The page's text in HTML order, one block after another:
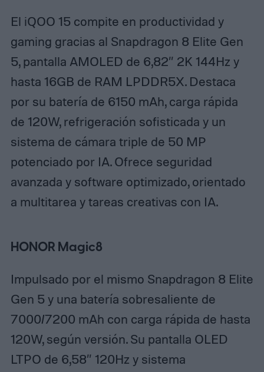
El iQOO 15 compite en productividad y
gaming gracias al Snapdragon 8 Elite Gen
5, pantalla AMOLED de 6,82″ 2K 144Hz y
hasta 16GB de RAM LPDDR5X.​ Destaca
por su batería de 6150 mAh, carga rápida
de 120W, refrigeración sofisticada y un
sistema de cámara triple de 50 MP
potenciado por IA.​Ofrece seguridad
avanzada y software optimizado, orientado
a multitarea y tareas creativas con IA.​
HONOR Magic8
Impulsado por el mismo Snapdragon 8 Elite
Gen 5 y una batería sobresaliente de
7000/7200 mAh con carga rápida de hasta
120W, según versión.​Su pantalla OLED
LTPO de 6,58″ 120Hz y sistema